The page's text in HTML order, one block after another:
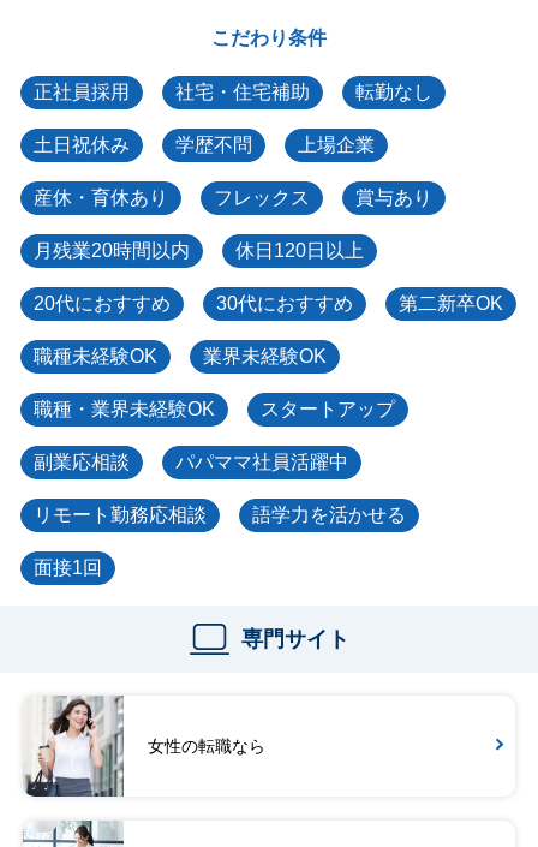
こだわり条件
正社員採用 社宅・住宅補助 転勤なし
土日祝休み 学歴不問 上場企業
産休・育休あり フレックス 賞与あり
月残業20時間以内 休日120日以上
20代におすすめ 30代におすすめ 第二新卒OK
職種未経験OK 業界未経験OK
職種・業界未経験OK スタートアップ
副業応相談 パパママ社員活躍中
リモート勤務応相談 語学力を活かせる
面接1回
専門サイト
女性の転職なら